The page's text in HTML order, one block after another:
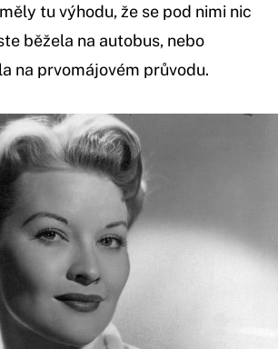
tu výhodu, že se pod nimi nic
běžela na autobus, nebo
na prvomájovém průvodu.